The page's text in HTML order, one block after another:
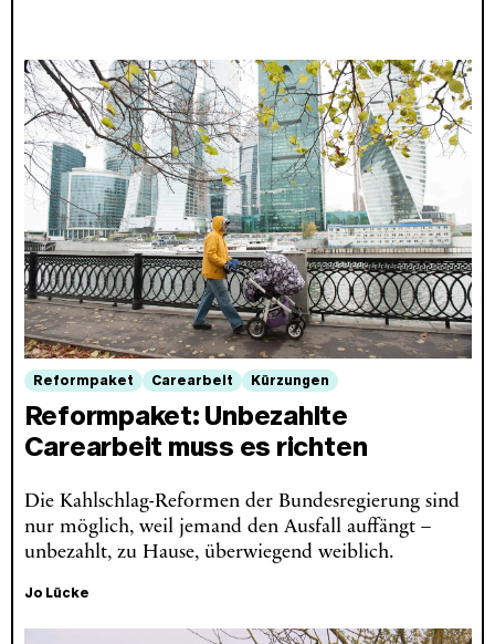
Reformpaket Carearbeit Kürzungen
Reformpaket: Unbezahlte
Carearbeit muss es richten
Die Kahlschlag-Reformen der Bundesregierung sind
nur möglich, weil jemand den Ausfall auffängt –
unbezahlt, zu Hause, überwiegend weiblich.
Jo Lücke